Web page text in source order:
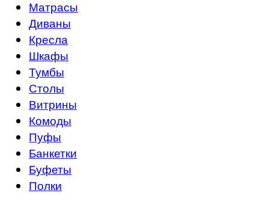
Матрасы
Диваны
Кресла
Шкафы
Тумбы
Столы
Витрины
Комоды
Пуфы
Банкетки
Буфеты
Полки